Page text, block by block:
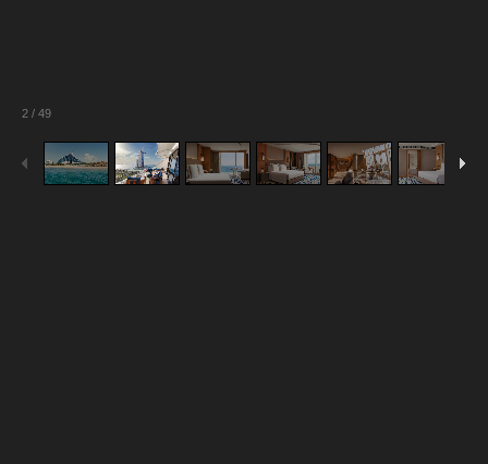
2 / 49